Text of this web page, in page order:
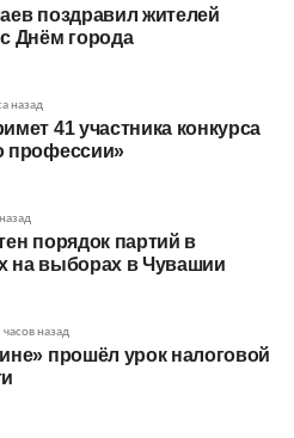
поздравил жителей
Днём города
назад
41 участника конкурса
профессии»
порядок партий в
на выборах в Чувашии
часов назад
прошёл урок налоговой